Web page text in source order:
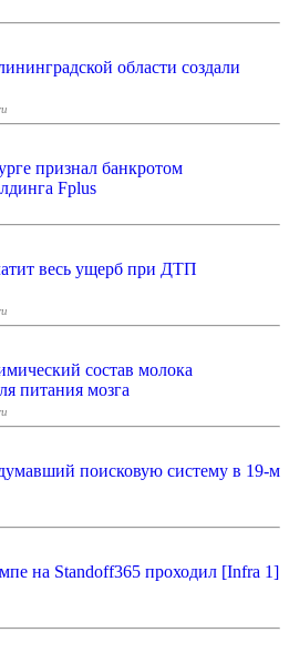
области создали
признал банкротом
Fplus
весь ущерб при ДТП
состав молока
питания мозга
поисковую систему в 19-м
на Standoff365 проходил [Infra 1]